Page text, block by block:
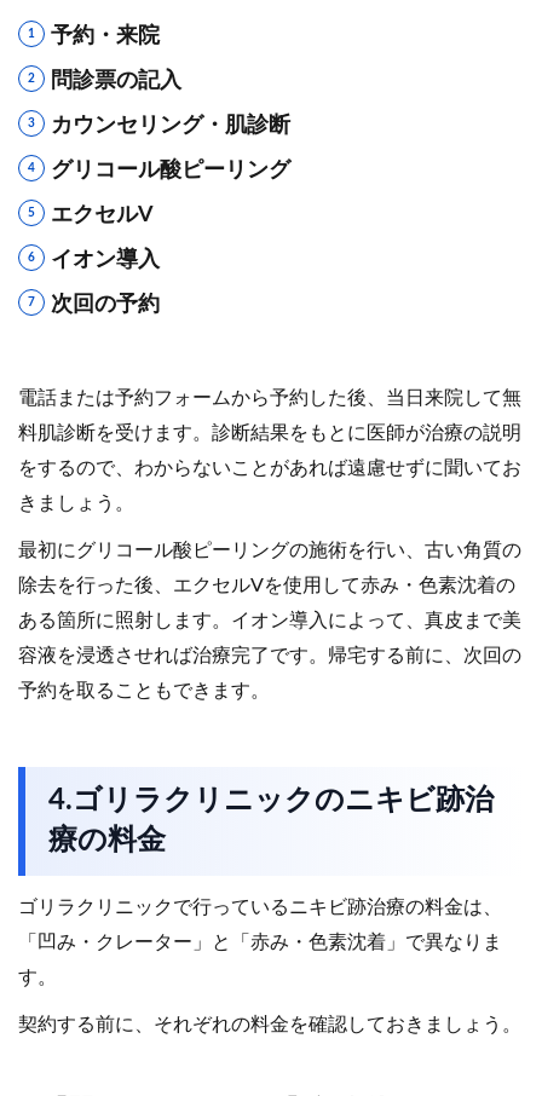
予約・来院
問診票の記入
カウンセリング・肌診断
グリコール酸ピーリング
エクセルV
イオン導入
次回の予約
電話または予約フォームから予約した後、当日来院して無
料肌診断を受けます。診断結果をもとに医師が治療の説明
をするので、わからないことがあれば遠慮せずに聞いてお
きましょう。
最初にグリコール酸ピーリングの施術を行い、古い角質の
除去を行った後、エクセルVを使用して赤み・色素沈着の
ある箇所に照射します。イオン導入によって、真皮まで美
容液を浸透させれば治療完了です。帰宅する前に、次回の
予約を取ることもできます。
4.ゴリラクリニックのニキビ跡治
療の料金
ゴリラクリニックで行っているニキビ跡治療の料金は、
「凹み・クレーター」と「赤み・色素沈着」で異なりま
す。
契約する前に、それぞれの料金を確認しておきましょう。